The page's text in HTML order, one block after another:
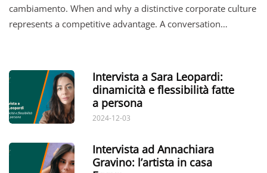
cambiamento. When and why a distinctive corporate culture
represents a competitive advantage. A conversation…
Intervista a Sara Leopardi:
dinamicità e flessibilità fatte
a persona
2024-12-03
Intervista ad Annachiara
Gravino: l’artista in casa